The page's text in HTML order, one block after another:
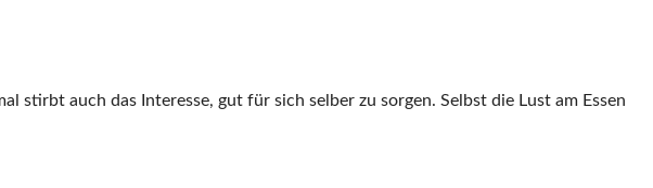
auch das Interesse, gut für sich selber zu sorgen. Selbst die Lust am Essen